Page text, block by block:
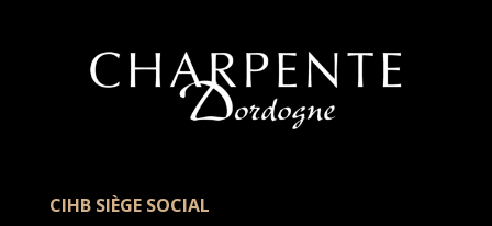
CIHB SIÈGE SOCIAL